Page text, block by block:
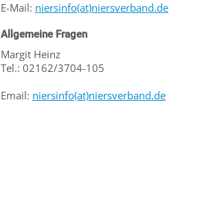
E-Mail: niersinfo(at)niersverband.de
Allgemeine Fragen
Margit Heinz
Tel.: 02162/3704-105
Email: niersinfo(at)niersverband.de